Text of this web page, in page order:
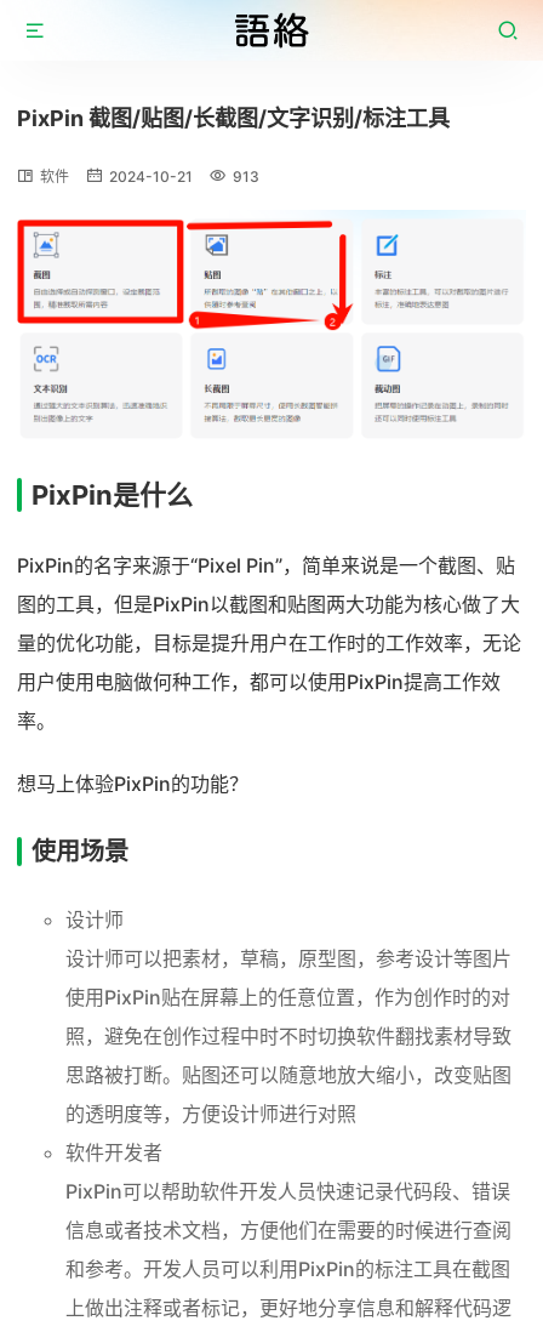
PixPin 截图/贴图/长截图/文字识别/标注工具
软件 2024-10-21 913
PixPin是什么​
PixPin的名字来源于“Pixel Pin”，简单来说是一个截图、贴
图的工具，但是PixPin以截图和贴图两大功能为核心做了大
量的优化功能，目标是提升用户在工作时的工作效率，无论
用户使用电脑做何种工作，都可以使用PixPin提高工作效
率。
想马上体验PixPin的功能？
使用场景
设计师
设计师可以把素材，草稿，原型图，参考设计等图片
使用PixPin贴在屏幕上的任意位置，作为创作时的对
照，避免在创作过程中时不时切换软件翻找素材导致
思路被打断。贴图还可以随意地放大缩小，改变贴图
的透明度等，方便设计师进行对照
软件开发者
PixPin可以帮助软件开发人员快速记录代码段、错误
信息或者技术文档，方便他们在需要的时候进行查阅
和参考。开发人员可以利用PixPin的标注工具在截图
上做出注释或者标记，更好地分享信息和解释代码逻